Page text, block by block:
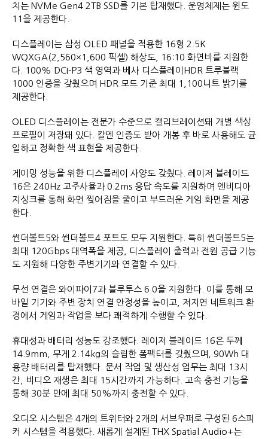
치는 NVMe Gen4 2TB SSD를 기본 탑재했다. 운영체제는 윈도
11을 제공한다.
디스플레이는 삼성 OLED 패널을 적용한 16형 2.5K
WQXGA(2,560×1,600 픽셀) 해상도, 16:10 화면비를 지원한
다. 100% DCI-P3 색 영역과 베사 디스플레이HDR 트루블랙
1000 인증을 갖췄으며 HDR 모드 기준 최대 1,100니트 밝기를
제공한다.
OLED 디스플레이는 전문가 수준으로 캘리브레이션돼 개별 색상
프로필이 저장돼 있다. 칼멘 인증도 받아 개봉 후 바로 사용해도 균
일하고 정확한 색 표현을 제공한다.
게이밍 성능을 위한 디스플레이 사양도 갖췄다. 레이저 블레이드
16은 240Hz 고주사율과 0.2ms 응답 속도를 지원하며 엔비디아
지싱크를 통해 화면 찢어짐을 줄이고 부드러운 게임 화면을 제공
한다.
썬더볼트5와 썬더볼트4 포트도 모두 지원한다. 특히 썬더볼트5는
최대 120Gbps 대역폭을 제공, 디스플레이 출력과 전원 공급 기능
도 지원해 다양한 주변기기와 연결할 수 있다.
무선 연결은 와이파이7과 블루투스 6.0을 지원한다. 이를 통해 모
바일 기기와 주변 장치 연결 안정성을 높이고, 저지연 네트워크 환
경에서 게임과 작업을 보다 쾌적하게 수행할 수 있다.
휴대성과 배터리 성능도 강조했다. 레이저 블레이드 16은 두께
14.9mm, 무게 2.14kg의 슬림한 폼팩터를 갖췄으며, 90Wh 대
용량 배터리를 탑재했다. 문서 작업 및 생산성 업무는 최대 13시
간, 비디오 재생은 최대 15시간까지 가능하다. 고속 충전 기능을
통해 30분 만에 최대 50%까지 충전할 수 있다.
오디오 시스템은 4개의 트위터와 2개의 서브우퍼로 구성된 6스피
커 시스템을 적용했다. 새롭게 설계된 THX Spatial Audio+는